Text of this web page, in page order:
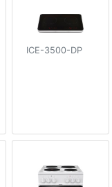
ICE-3500-DP